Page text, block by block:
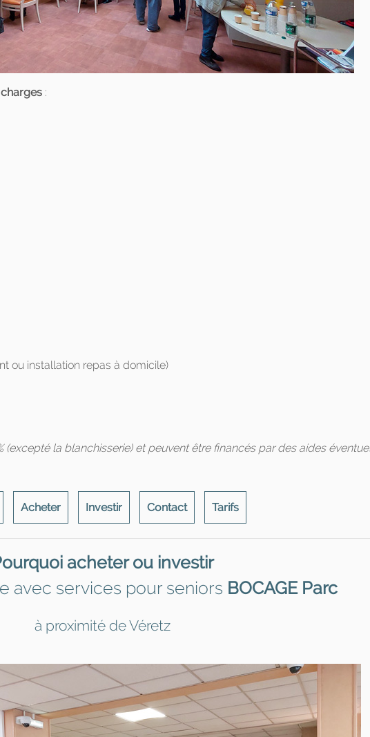
:
ou installation repas à domicile)
la blanchisserie) et peuvent être financés par des aides
Acheter Investir Contact Tarifs
acheter ou investir
avec services pour seniors BOCAGE Parc
à proximité de Véretz